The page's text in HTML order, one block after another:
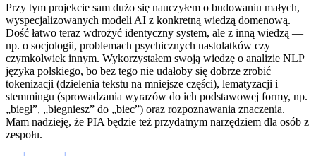
Przy tym projekcie sam dużo się nauczyłem o budowaniu małych,
wyspecjalizowanych modeli AI z konkretną wiedzą domenową.
Dość łatwo teraz wdrożyć identyczny system, ale z inną wiedzą —
np. o socjologii, problemach psychicznych nastolatków czy
czymkolwiek innym. Wykorzystałem swoją wiedzę o analizie NLP
języka polskiego, bo bez tego nie udałoby się dobrze zrobić
tokenizacji (dzielenia tekstu na mniejsze części), lematyzacji i
stemmingu (sprowadzania wyrazów do ich podstawowej formy, np.
„biegł”, „biegniesz” do „biec”) oraz rozpoznawania znaczenia.
Mam nadzieję, że PIA będzie też przydatnym narzędziem dla osób z
zespołu.